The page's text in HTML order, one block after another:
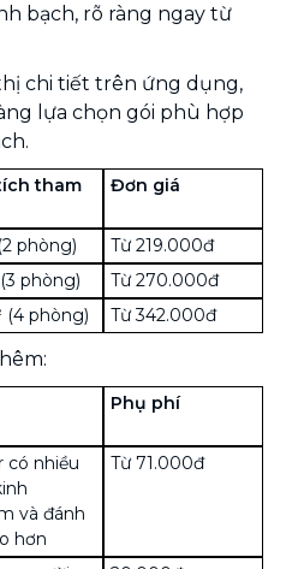
bạch, rõ ràng ngay từ
chi tiết trên ứng dụng,
lựa chọn gói phù hợp
tham
Đơn giá
phòng)
Từ 219.000đ
phòng)
Từ 270.000đ
(4 phòng) Từ 342.000đ
Phụ phí
có nhiều
và đánh
hơn
Từ 71.000đ